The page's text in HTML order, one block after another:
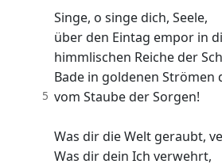
Singe, o singe dich, Seele,
über den Eintag empor in
himmlischen Reiche der
Bade in goldenen Strömen
5 vom Staube der Sorgen!
Was dir die Welt geraubt,
Was dir dein Ich verwehrt,